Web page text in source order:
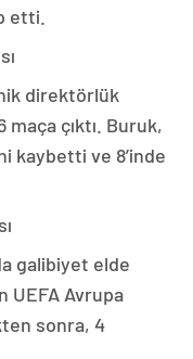
etti.
direktörlük
çıktı. Buruk,
kaybetti ve 8’inde
galibiyet elde
UEFA Avrupa
sonra, 4